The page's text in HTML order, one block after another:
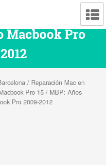
Macbook Pro
/ Reparación Mac en
Pro 15 / MBP: Años
Pro 2009-2012